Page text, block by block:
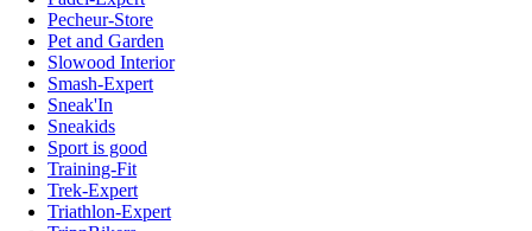
Pecheur-Store
Pet and Garden
Slowood Interior
Smash-Expert
Sneak'In
Sneakids
Sport is good
Training-Fit
Trek-Expert
Triathlon-Expert